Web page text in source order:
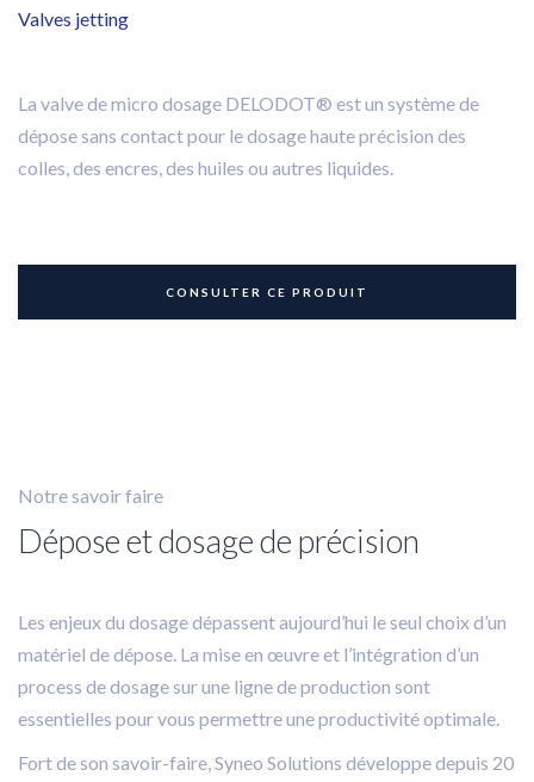
Valves jetting
La valve de micro dosage DELODOT® est un système de
dépose sans contact pour le dosage haute précision des
colles, des encres, des huiles ou autres liquides.
CONSULTER CE PRODUIT
Notre savoir faire
Dépose et dosage de précision
Les enjeux du dosage dépassent aujourd’hui le seul choix d’un
matériel de dépose. La mise en œuvre et l’intégration d’un
process de dosage sur une ligne de production sont
essentielles pour vous permettre une productivité optimale.
Fort de son savoir-faire, Syneo Solutions développe depuis 20